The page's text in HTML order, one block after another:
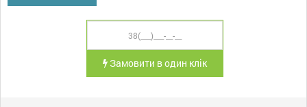
Замовити в один клік